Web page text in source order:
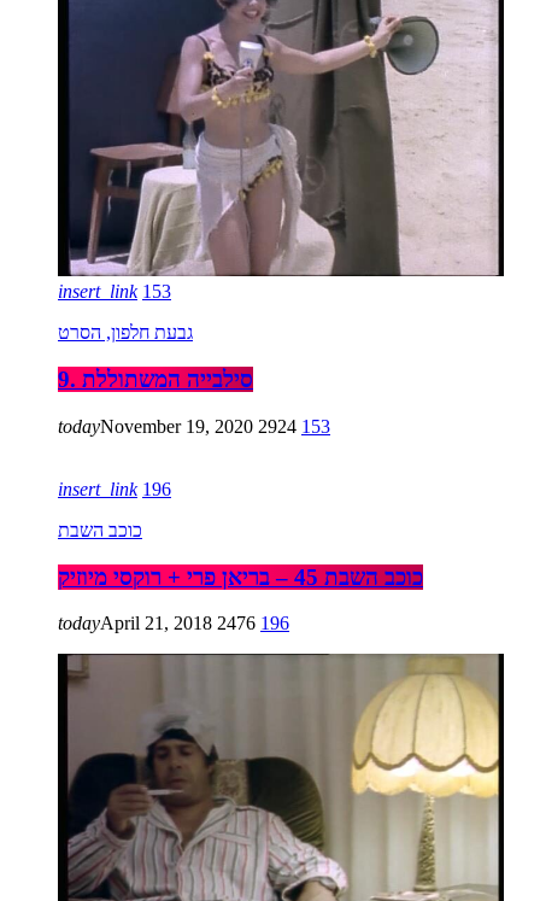
insert_link 153
גבעת חלפון, הסרט
9. סילבייה המשתוללת
todayNovember 19, 2020 2924 153
insert_link 196
כוכב השבת
כוכב השבת 45 – בריאן פרי + רוקסי מיוזיק
todayApril 21, 2018 2476 196